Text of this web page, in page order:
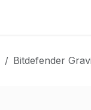
Bitdefender